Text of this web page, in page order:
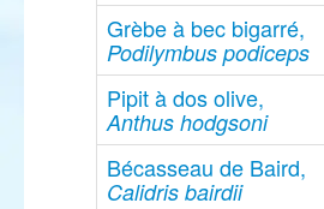
Grèbe à bec bigarré,
Podilymbus podiceps
Pipit à dos olive,
Anthus hodgsoni
Bécasseau de Baird,
Calidris bairdii